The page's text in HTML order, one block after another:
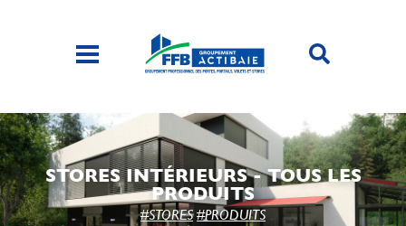
STORES INTÉRIEURS - TOUS LES
PRODUITS
#STORES #PRODUITS